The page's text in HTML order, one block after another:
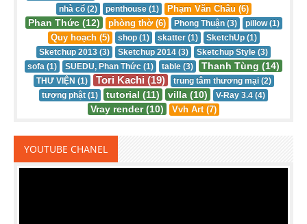
nhà cổ (2) penthouse (1) Phạm Văn Châu (6)
Phan Thức (12) phòng thờ (6) Phong Thuận (3) pillow (1)
Quy hoạch (5) shop (1) skatter (1)
SketchUp (1)
Sketchup 2013 (3)
Sketchup 2014 (3)
Sketchup Style (3)
sofa (1)
SUEDU, Phan Thức (1) table (3) Thanh Tùng (14)
THƯ VIỆN (1) Tori Kachi (19)
trung tâm thương mại (2)
tượng phật (1)
tutorial (11) villa (10) V-Ray 3.4 (4)
Vray render (10) Vvh Art (7)
YOUTUBE CHANEL